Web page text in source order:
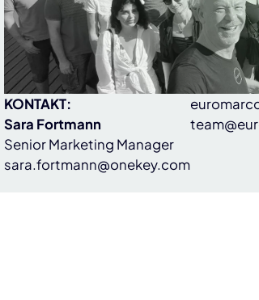
KONTAKT:
Sara Fortmann
Senior Marketing Manager
sara.fortmann@onekey.com